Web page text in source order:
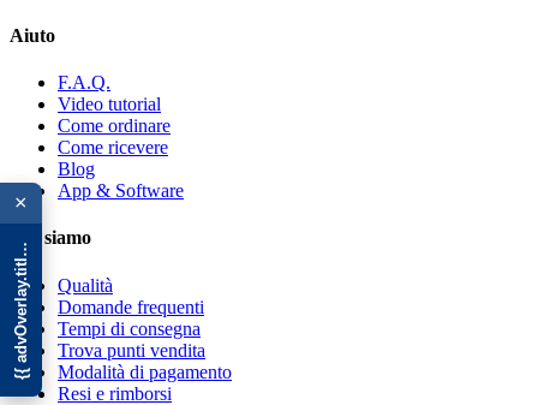
×
{{ advOverlay.title || 'Promo' }}
Aiuto
F.A.Q.
Video tutorial
Come ordinare
Come ricevere
Blog
App & Software
Chi siamo
Qualità
Domande frequenti
Tempi di consegna
Trova punti vendita
Modalità di pagamento
Resi e rimborsi